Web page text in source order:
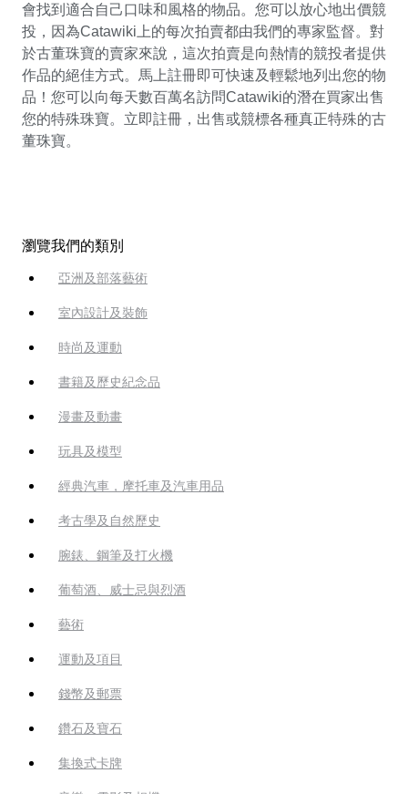
會找到適合自己口味和風格的物品。您可以放心地出價競
投，因為Catawiki上的每次拍賣都由我們的專家監督。對
於古董珠寶的賣家來說，這次拍賣是向熱情的競投者提供
作品的絕佳方式。馬上註冊即可快速及輕鬆地列出您的物
品！您可以向每天數百萬名訪問Catawiki的潛在買家出售
您的特殊珠寶。立即註冊，出售或競標各種真正特殊的古
董珠寶。
瀏覽我們的類別
亞洲及部落藝術
室內設計及裝飾
時尚及運動
書籍及歷史紀念品
漫畫及動畫
玩具及模型
經典汽車，摩托車及汽車用品
考古學及自然歷史
腕錶、鋼筆及打火機
葡萄酒、威士忌與烈酒
藝術
運動及項目
錢幣及郵票
鑽石及寶石
集換式卡牌